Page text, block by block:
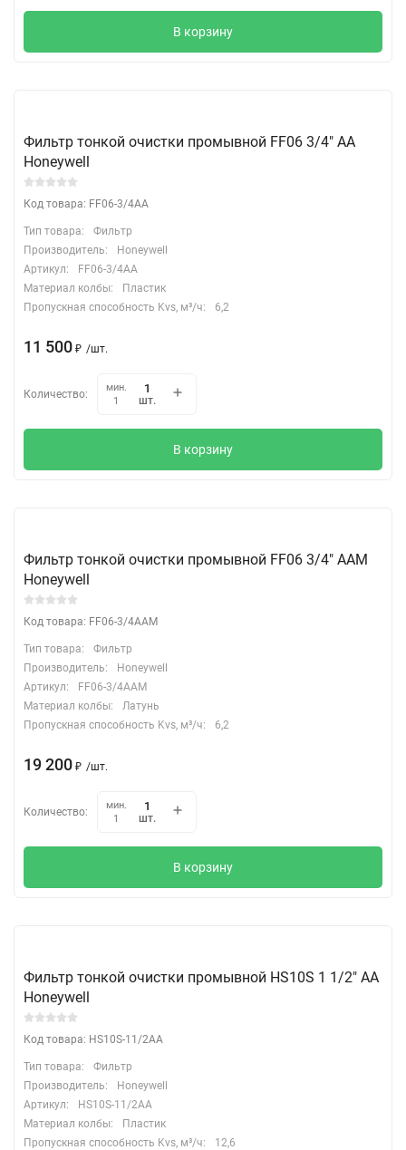
В корзину
Фильтр тонкой очистки промывной FF06 3/4" АА
Honeywell
Код товара: FF06-3/4AA
Тип товара:
Фильтр
Производитель:
Honeywell
Артикул:
FF06-3/4AA
Материал колбы:
Пластик
Пропускная способность Kvs, м³/ч:
6,2
11 500 ₽ /шт.
Количество:
мин.
1
шт.
В корзину
Фильтр тонкой очистки промывной FF06 3/4" ААМ
Honeywell
Код товара: FF06-3/4AAM
Тип товара:
Фильтр
Производитель:
Honeywell
Артикул:
FF06-3/4AAM
Материал колбы:
Латунь
Пропускная способность Kvs, м³/ч:
6,2
19 200 ₽ /шт.
Количество:
мин.
1
шт.
В корзину
Фильтр тонкой очистки промывной HS10S 1 1/2" АА
Honeywell
Код товара: HS10S-11/2AA
Тип товара:
Фильтр
Производитель:
Honeywell
Артикул:
HS10S-11/2AA
Материал колбы:
Пластик
Пропускная способность Kvs, м³/ч:
12,6